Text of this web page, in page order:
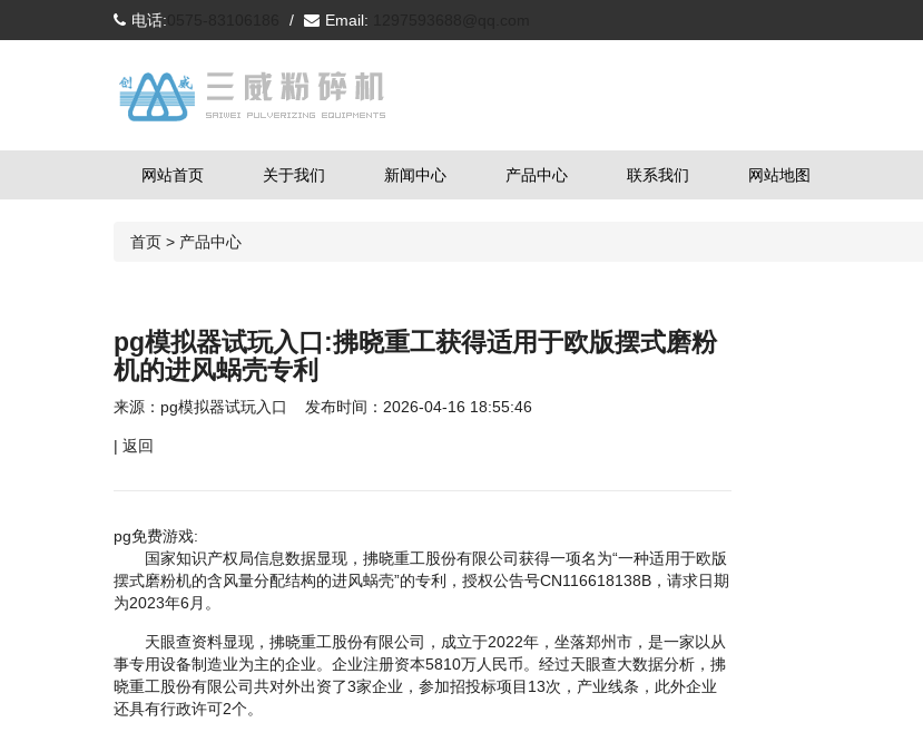
电话: / Email:
网站首页 关于我们 新闻中心 产品中心 联系我们 网站地图
首页 > 产品中心
pg模拟器试玩入口:拂晓重工获得适用于欧版摆式磨粉
机的进风蜗壳专利
来源： pg模拟器试玩入口 发布时间：2026-04-16 18:55:46
| 返回
pg免费游戏:
国家知识产权局信息数据显现，拂晓重工股份有限公司获得一项名为“一种适用于欧版
摆式磨粉机的含风量分配结构的进风蜗壳”的专利，授权公告号CN116618138B，请求日期
为2023年6月。
天眼查资料显现，拂晓重工股份有限公司，成立于2022年，坐落郑州市，是一家以从
事专用设备制造业为主的企业。企业注册资本5810万人民币。经过天眼查大数据分析，拂
晓重工股份有限公司共对外出资了3家企业，参加招投标项目13次，产业线条，此外企业
还具有行政许可2个。